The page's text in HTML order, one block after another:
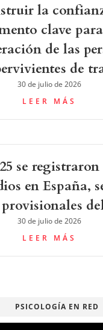
la
clave
de las
de
30 de julio de 2026
LEER MÁS
se registraron
en España,
30 de julio de 2026
LEER MÁS
PSICOLOGÍA EN RED